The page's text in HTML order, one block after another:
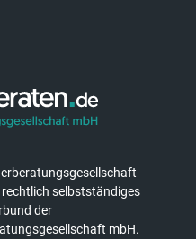
selbstständiges
der
mbH.